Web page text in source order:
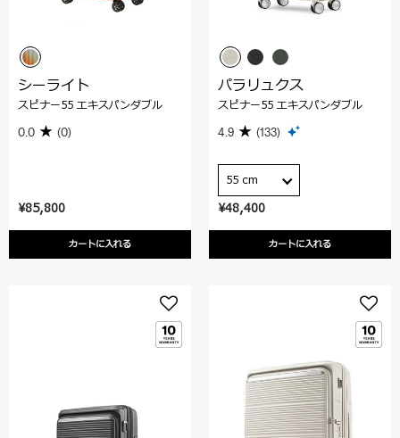
¥85,800
カートに入れる
シーライト
スピナー55 エキスパンダブル
0.0 (0)
¥48,400
カートに入れる
パラリュクス
スピナー55 エキスパンダブル
4.9 (133)
55 cm